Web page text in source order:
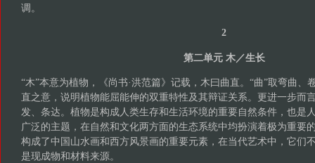
调。
2
第二单元 木／生长
“木”本意为植物，《尚书·洪范篇》记载，木曰曲直。“曲”取弯曲、
直之意，说明植物能屈能伸的双重特性及其辩证关系。更进一步而
发、条达。植物是构成人类生存和生活环境的重要自然条件，也是
广泛的主题，在自然和文化两方面的生态系统中均扮演着极为重要
构成了中国山水画和西方风景画的重要元素，在当代艺术中，它们
是现成物和材料来源。